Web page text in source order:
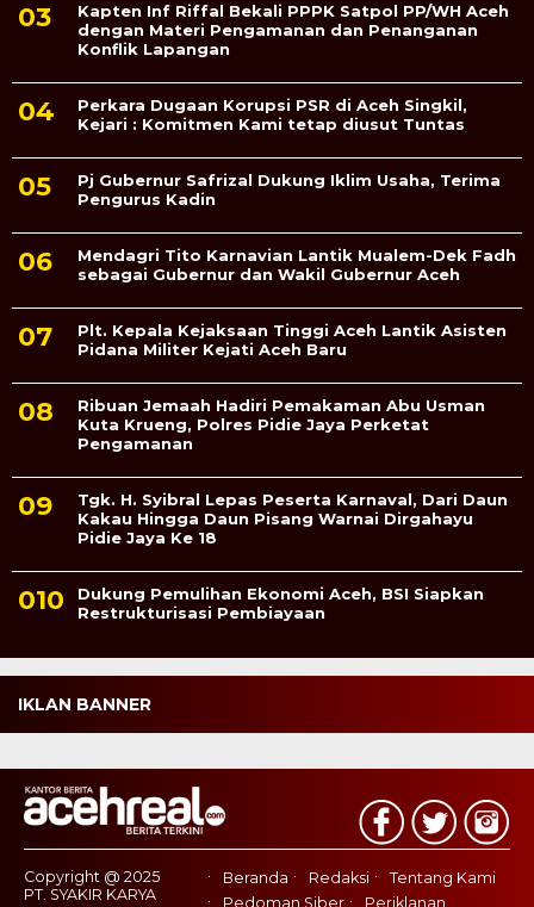
Kapten Inf Riffal Bekali PPPK Satpol PP/WH Aceh
dengan Materi Pengamanan dan Penanganan
Konflik Lapangan
Perkara Dugaan Korupsi PSR di Aceh Singkil,
Kejari : Komitmen Kami tetap diusut Tuntas
Pj Gubernur Safrizal Dukung Iklim Usaha, Terima
Pengurus Kadin
Mendagri Tito Karnavian Lantik Mualem-Dek Fadh
sebagai Gubernur dan Wakil Gubernur Aceh
Plt. Kepala Kejaksaan Tinggi Aceh Lantik Asisten
Pidana Militer Kejati Aceh Baru
Ribuan Jemaah Hadiri Pemakaman Abu Usman
Kuta Krueng, Polres Pidie Jaya Perketat
Pengamanan
Tgk. H. Syibral Lepas Peserta Karnaval, Dari Daun
Kakau Hingga Daun Pisang Warnai Dirgahayu
Pidie Jaya Ke 18
Dukung Pemulihan Ekonomi Aceh, BSI Siapkan
Restrukturisasi Pembiayaan
IKLAN BANNER
Copyright @ 2025
PT. SYAKIR KARYA
Beranda Redaksi
Tentang Kami
Pedoman Siber
Periklanan